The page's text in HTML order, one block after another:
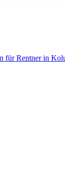
für Rentner in